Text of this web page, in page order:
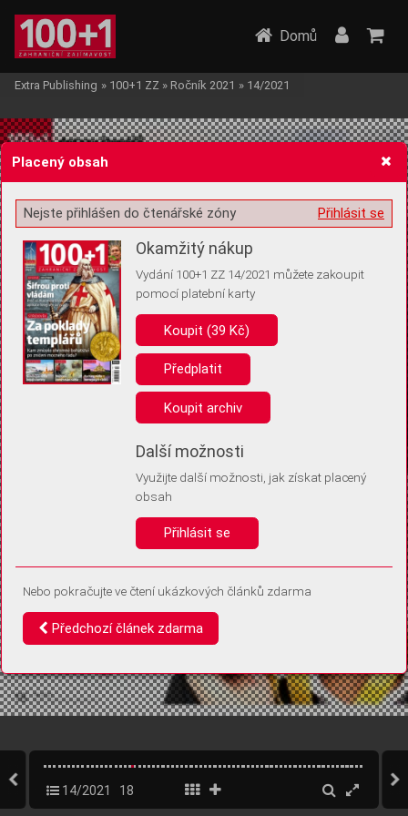
Žádost o souhlas s ukládáním volitelných informací
Pro základní fungování webu nepotřebujeme ukládat žádné informace
(tzv. cookies apod.). Rádi bychom vás ale požádali o souhlas s
uložením volitelných informací:
Anonymní unikátní ID
Díky němu příště poznáme, že se jedná o stejné zařízení, a
Identifikátor je zcela anonymní.
Vaše souhlasy a odmítnutí si ukládáme do vašeho zařízení, abychom se
vás už příště znovu neptali. Můžete je kdykoli později upravit ve Správě
Domů
Extra Publishing » 100+1 ZZ » Ročník 2021 » 14/2021
14/2021 18
Placený obsah
Přihlásit se
Nejste přihlášen do čtenářské zóny
Okamžitý nákup
Vydání 100+1 ZZ 14/2021 můžete zakoupit
pomocí platební karty
Koupit (39 Kč)
Předplatit
Koupit archiv
Další možnosti
Využijte další možnosti, jak získat placený
obsah
Přihlásit se
Nebo pokračujte ve čtení ukázkových článků zdarma
Předchozí článek zdarma